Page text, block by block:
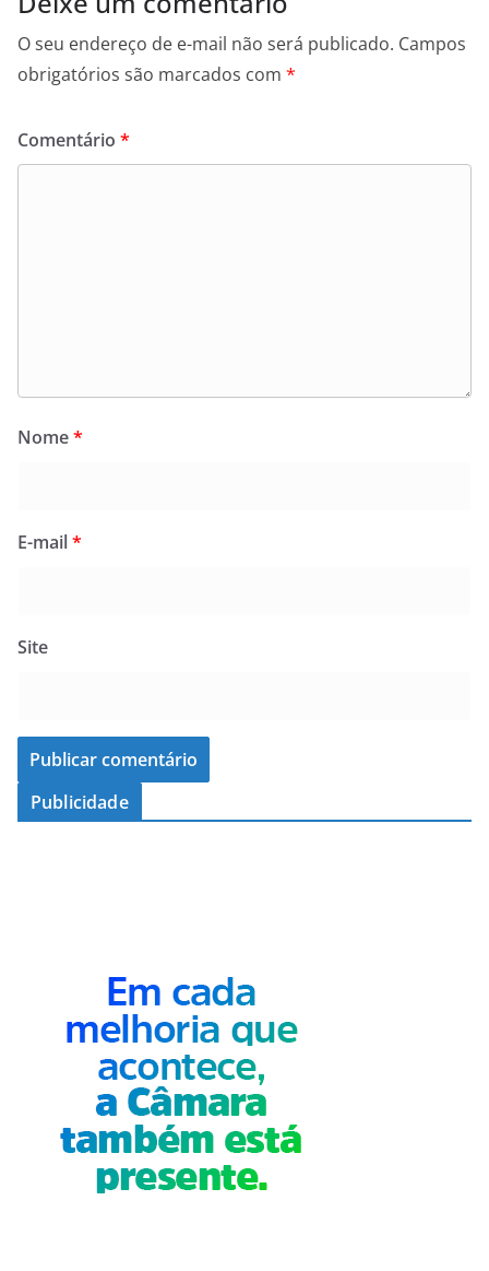
O seu endereço de e-mail não será publicado. Campos
obrigatórios são marcados com *
Comentário *
Nome*
E-mail*
Site
Publicidade